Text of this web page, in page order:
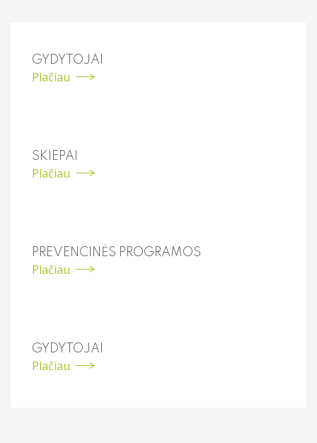
GYDYTOJAI
Plačiau
SKIEPAI
Plačiau
PREVENCINĖS PROGRAMOS
Plačiau
GYDYTOJAI
Plačiau